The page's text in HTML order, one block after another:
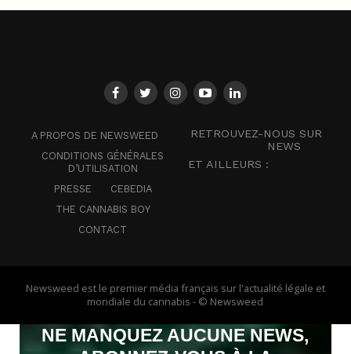
A PROPOS DE NEWSWEED
CONDITIONS GÉNÉRALES
D’UTILISATION
PRESSE
CEBEDIA
THE CANNABIS BOY
CONTACT
RETROUVEZ-NOUS SUR
NEWS
ET AILLEURS :
Newsweed est le premier média français sur l'actualité légale et
mondiale du cannabis - © Newsweed
NE MANQUEZ AUCUNE NEWS,